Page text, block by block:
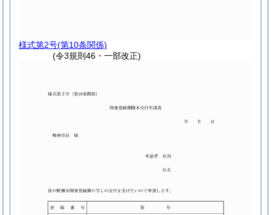
様式第2号(第10条関係)
(令3規則46・一部改正)